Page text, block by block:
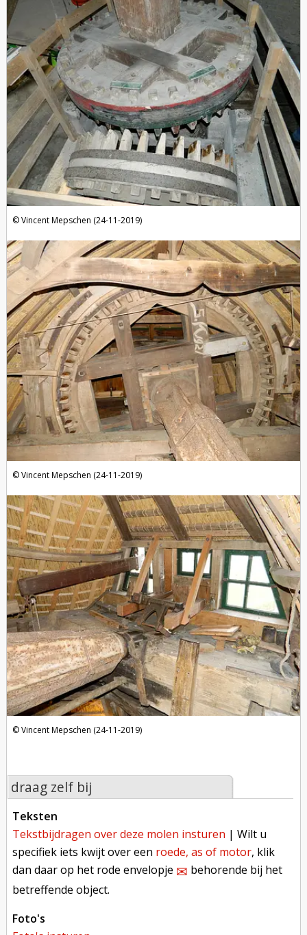
Vincent Mepschen (24-11-2019)
Vincent Mepschen (24-11-2019)
Vincent Mepschen (24-11-2019)
draag zelf bij
teksten
tekstbijdragen over deze molen insturen | Wilt u
specifiek iets kwijt over een roede, as of motor, klik
dan daar op het rode envelopje ✉︎ behorende bij het
betreffende object.
foto's